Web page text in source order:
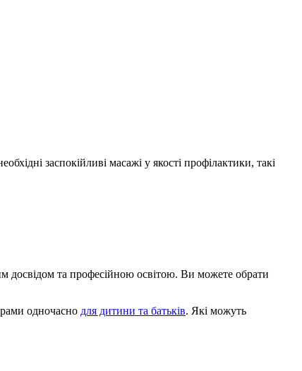
заспокійливі масажі у якості профілактики, такі
досвідом та професійною освітою. Ви можете обрати
одночасно для дитини та батьків. Які можуть